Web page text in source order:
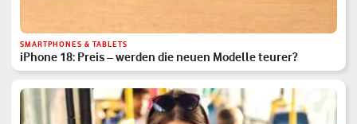
SMARTPHONES & TABLETS
iPhone 18: Preis – werden die neuen Modelle teurer?